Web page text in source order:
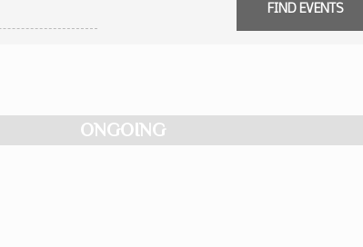
ONGOING